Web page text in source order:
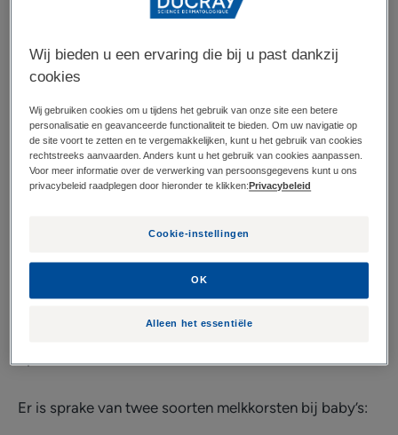
Melkkorstjes zijn compleet onschadelijk en zonder
bron van bezorgdheid en ongemak voor de ouders.
Ouders willen vaak
zonder duidelijke reden verschijnen op de hoofdhuid
van hun kindje.De oorzaken van melkkorstjeszijn niet
precies gekend; tot op heden bestaan er echter
verschillende denkpistes over de factoren die hun
met een overmatige talgproductie door de huid die de
groei van een natuurlijk aanwezig gist (Malassezia-
gisten) zou bevorderen. Deze gist veroorzaakt een
Er is sprake van twee soorten melkkorsten bij baby’s:
Wij bieden u een ervaring die bij u past dankzij
cookies
Wij gebruiken cookies om u tijdens het gebruik van onze site een betere
personalisatie en geavanceerde functionaliteit te bieden. Om uw navigatie op
de site voort te zetten en te vergemakkelijken, kunt u het gebruik van cookies
rechtstreeks aanvaarden. Anders kunt u het gebruik van cookies aanpassen.
Voor meer informatie over de verwerking van persoonsgegevens kunt u ons
privacybeleid raadplegen door hieronder te klikken:Privacybeleid
Cookie-instellingen
Alleen het essentiële
OK